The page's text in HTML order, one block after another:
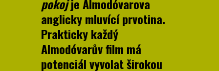
pokojje Almodóvarova
anglicky mluvící prvotina.
Prakticky každý
Almodóvarův film má
potenciál vyvolat širokou